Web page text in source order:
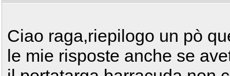
Ciao raga,riepilogo un pò
le mie risposte anche se